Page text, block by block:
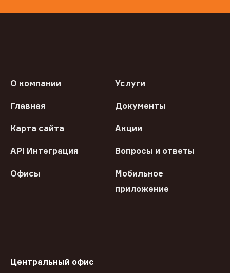
О компании Услуги
Главная Документы
Карта сайта Акции
API Интеграция Вопросы и ответы
Офисы
Мобильное
приложение
Центральный офис